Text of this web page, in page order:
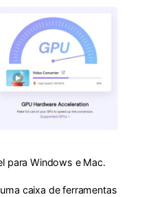
para Windows e Mac.
caixa de ferramentas